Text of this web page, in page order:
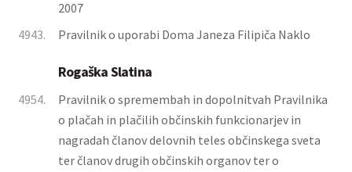
2007
4943.
Pravilnik o uporabi Doma Janeza Filipiča Naklo
Rogaška Slatina
4954.
Pravilnik o spremembah in dopolnitvah Pravilnika
o plačah in plačilih občinskih funkcionarjev in
nagradah članov delovnih teles občinskega sveta
ter članov drugih občinskih organov ter o